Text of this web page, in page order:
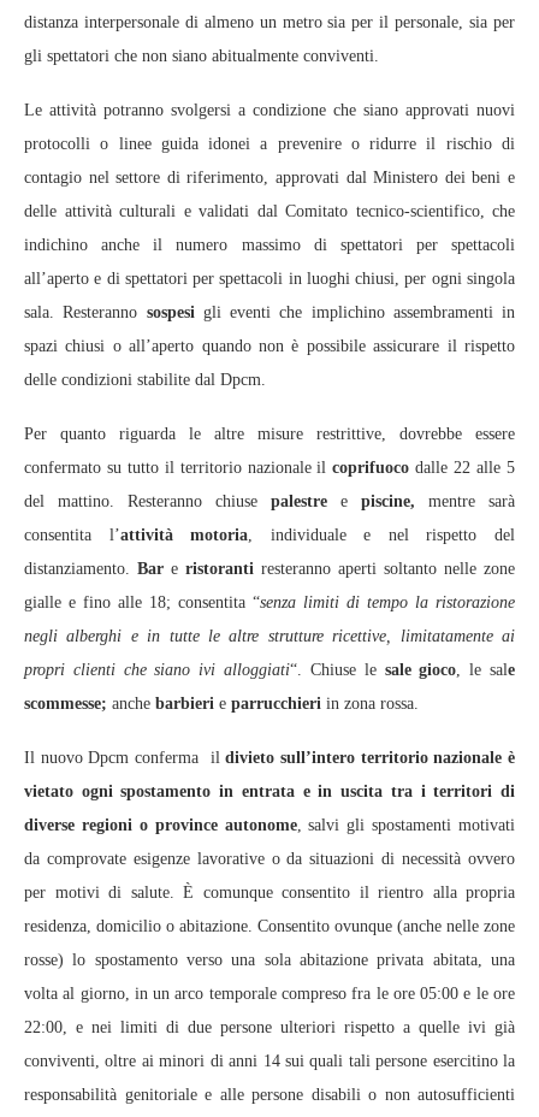
distanza interpersonale di almeno un metro sia per il personale, sia per
gli spettatori che non siano abitualmente conviventi.
Le attività potranno svolgersi a condizione che siano approvati nuovi
protocolli o linee guida idonei a prevenire o ridurre il rischio di
contagio nel settore di riferimento, approvati dal Ministero dei beni e
delle attività culturali e validati dal Comitato tecnico-scientifico, che
indichino anche il numero massimo di spettatori per spettacoli
all’aperto e di spettatori per spettacoli in luoghi chiusi, per ogni singola
sala. Resteranno sospesigli eventi che implichino assembramenti in
spazi chiusi o all’aperto quando non è possibile assicurare il rispetto
delle condizioni stabilite dal Dpcm.
Per quanto riguarda le altre misure restrittive, dovrebbe essere
confermato su tutto il territorio nazionale ilcoprifuoco dalle 22 alle 5
del mattino. Resteranno chiuse palestre e piscine, mentre sarà
consentita l’attività motoria, individuale e nel rispetto del
distanziamento. Bar e ristoranti resteranno aperti soltanto nelle zone
gialle e fino alle 18; consentita “senza limiti di tempo la ristorazione
negli alberghi e in tutte le altre strutture ricettive, limitatamente ai
propri clienti che siano ivi alloggiati“. Chiuse le sale gioco, le sale
scommesse; anche barbieri e parrucchieri in zona rossa.
Il nuovo Dpcm conferma ildivieto sull’intero territorio nazionale è
vietato ogni spostamento in entrata e in uscita tra i territori di
diverse regioni o province autonome, salvi gli spostamenti motivati
da comprovate esigenze lavorative o da situazioni di necessità ovvero
per motivi di salute. È comunque consentito il rientro alla propria
residenza, domicilio o abitazione. Consentito ovunque (anche nelle zone
rosse) lo spostamento verso una sola abitazione privata abitata, una
volta al giorno, in un arco temporale compreso fra le ore 05:00 e le ore
22:00, e nei limiti di due persone ulteriori rispetto a quelle ivi già
conviventi, oltre ai minori di anni 14 sui quali tali persone esercitino la
responsabilità genitoriale e alle persone disabili o non autosufficienti